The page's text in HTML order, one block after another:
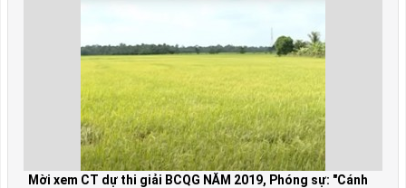
Mời xem CT dự thi giải BCQG NĂM 2019, Phóng sự: "Cánh